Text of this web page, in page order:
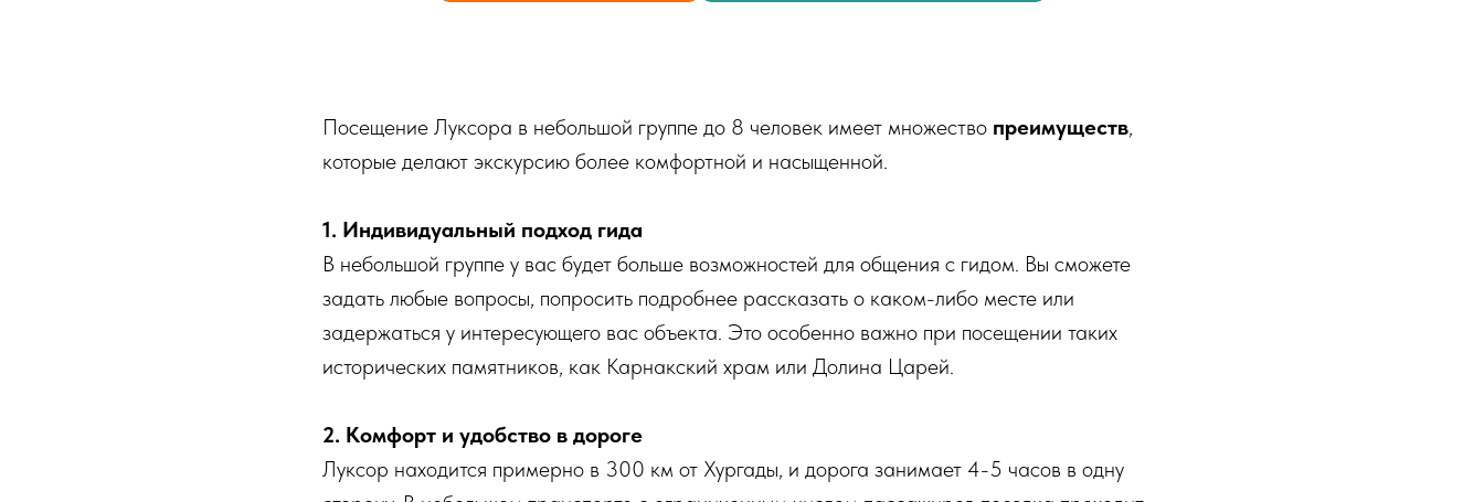
Посещение Луксора в небольшой группе до 8 человек имеет множество преимуществ,
которые делают экскурсию более комфортной и насыщенной.
1. Индивидуальный подход гида
В небольшой группе у вас будет больше возможностей для общения с гидом. Вы сможете
задать любые вопросы, попросить подробнее рассказать о каком-либо месте или
задержаться у интересующего вас объекта. Это особенно важно при посещении таких
исторических памятников, как Карнакский храм или Долина Царей.
2. Комфорт и удобство в дороге
Луксор находится примерно в 300 км от Хургады, и дорога занимает 4-5 часов в одну